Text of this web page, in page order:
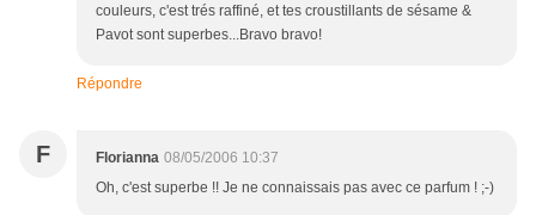
couleurs, c'est trés raffiné, et tes croustillants de sésame &
Pavot sont superbes...Bravo bravo!
Répondre
F Florianna 08/05/2006 10:37
Oh, c'est superbe !! Je ne connaissais pas avec ce parfum ! ;-)